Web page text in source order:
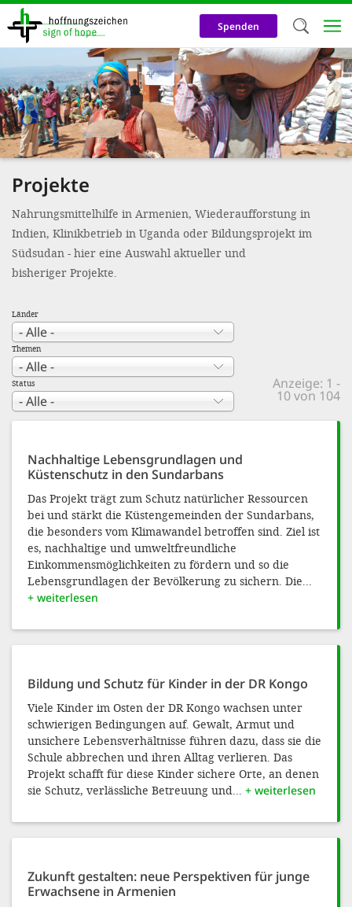
Direkt
zum
Inhalt
Spenden
Projekte
Nahrungsmittelhilfe in Armenien, Wiederaufforstung in
Indien, Klinikbetrieb in Uganda oder Bildungsprojekt im
Südsudan - hier eine Auswahl aktueller und
bisheriger Projekte.
Länder
Themen
Status Anzeige: 1 -
10 von 104
Nachhaltige Lebensgrundlagen und
Küstenschutz in den Sundarbans
Das Projekt trägt zum Schutz natürlicher Ressourcen
bei und stärkt die Küstengemeinden der Sundarbans,
die besonders vom Klimawandel betroffen sind. Ziel ist
es, nachhaltige und umweltfreundliche
Einkommensmöglichkeiten zu fördern und so die
Lebensgrundlagen der Bevölkerung zu sichern. Die...
+ weiterlesen
Bildung und Schutz für Kinder in der DR Kongo
Viele Kinder im Osten der DR Kongo wachsen unter
schwierigen Bedingungen auf. Gewalt, Armut und
unsichere Lebensverhältnisse führen dazu, dass sie die
Schule abbrechen und ihren Alltag verlieren. Das
Projekt schafft für diese Kinder sichere Orte, an denen
sie Schutz, verlässliche Betreuung und... + weiterlesen
Zukunft gestalten: neue Perspektiven für junge
Erwachsene in Armenien
Herzlich
Wir
auf
Neben
nutzen
Cookies zu
gewinnen.
den
'Cookie-
Impressum